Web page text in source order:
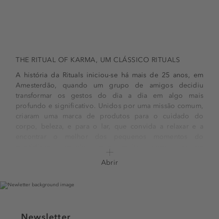
THE RITUAL OF KARMA, UM CLÁSSICO RITUALS
A história da Rituals iniciou-se há mais de 25 anos, em
Amesterdão, quando um grupo de amigos decidiu
transformar os gestos do dia a dia em algo mais
profundo e significativo. Unidos por uma missão comum,
criaram uma marca de produtos para o cuidado do
vida. Inspirados pela filosofia oriental e pela “Arte de
holística ao bem-estar, propondo uma ligação mais
Entre as várias coleções cuidadosamente criadas, destaca-
Abrir